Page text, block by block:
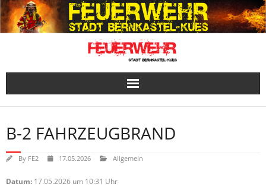
Skip
to
content
B-2 FAHRZEUGBRAND
By FE2 17.05.2026 Allgemein
Datum: 17.05.2026 um 10:31 Uhr